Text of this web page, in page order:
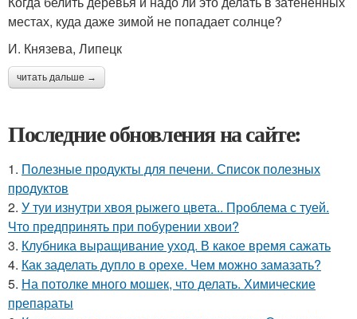
местах, куда даже зимой не попадает солнце?
И. Князева, Липецк
читать дальше →
Последние обновления на сайте:
1. Полезные продукты для печени. Список полезных
продуктов
2. У туи изнутри хвоя рыжего цвета.. Проблема с туей.
Что предпринять при побурении хвои?
3. Клубника выращивание уход. В какое время сажать
4. Как заделать дупло в орехе. Чем можно замазать?
5. На потолке много мошек, что делать. Химические
препараты